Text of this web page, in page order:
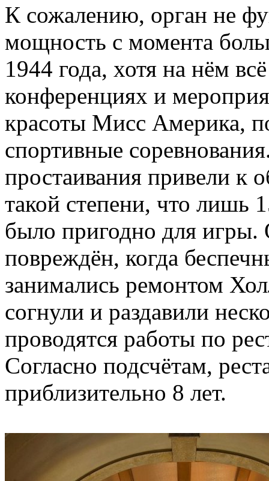
К сожалению, орган не
мощность с момента
1944 года, хотя на нём
конференциях и
красоты Мисс Америка,
спортивные
простаивания привели к
такой степени, что лишь
было пригодно для
повреждён, когда
занимались ремонтом
согнули и раздавили
проводятся работы по
Согласно подсчётам,
приблизительно 8 лет.